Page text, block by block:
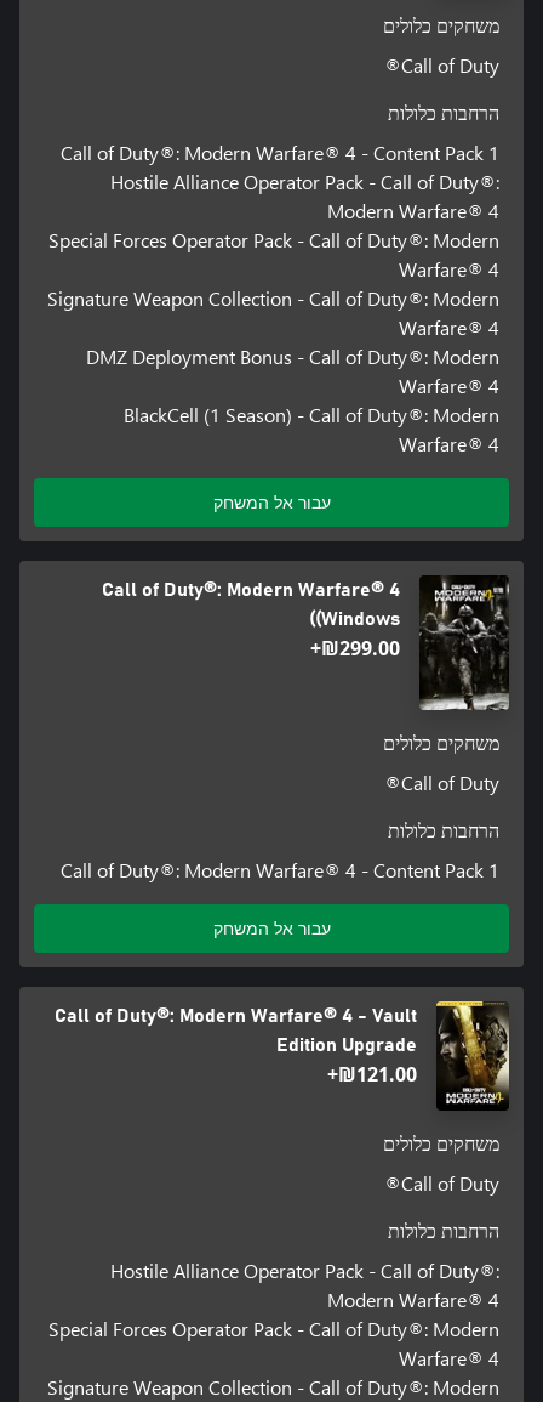
משחקים כלולים
Call of Duty®
הרחבות כלולות
Call of Duty®: Modern Warfare® 4 - Content Pack 1
Hostile Alliance Operator Pack - Call of Duty®:
Modern Warfare® 4
Special Forces Operator Pack - Call of Duty®: Modern
Warfare® 4
Signature Weapon Collection - Call of Duty®: Modern
Warfare® 4
DMZ Deployment Bonus - Call of Duty®: Modern
Warfare® 4
BlackCell (1 Season) - Call of Duty®: Modern
Warfare® 4
עבור אל המשחק
Call of Duty®: Modern Warfare® 4
(Windows)
‪₪‎299.00‬+
משחקים כלולים
Call of Duty®
הרחבות כלולות
Call of Duty®: Modern Warfare® 4 - Content Pack 1
עבור אל המשחק
Call of Duty®: Modern Warfare® 4 - Vault
Edition Upgrade
‪₪‎121.00‬+
משחקים כלולים
Call of Duty®
הרחבות כלולות
Hostile Alliance Operator Pack - Call of Duty®:
Modern Warfare® 4
Special Forces Operator Pack - Call of Duty®: Modern
Warfare® 4
Signature Weapon Collection - Call of Duty®: Modern